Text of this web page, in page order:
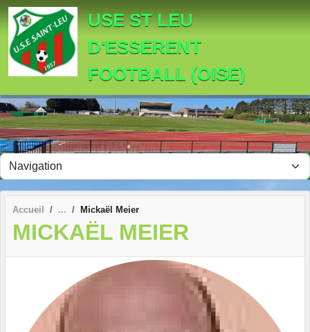
USE ST LEU
D'ESSERENT
FOOTBALL (OISE)
Accueil Mickaël Meier
MICKAËL MEIER
Panneau de gestion des cookies